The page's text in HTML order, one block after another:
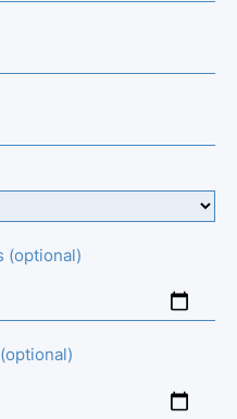
(optional)